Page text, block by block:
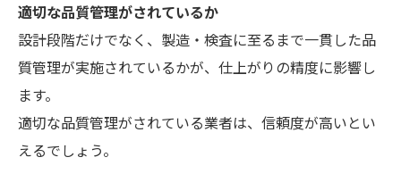
適切な品質管理がされているか
設計段階だけでなく、製造・検査に至るまで一貫した品
質管理が実施されているかが、仕上がりの精度に影響し
ます。
適切な品質管理がされている業者は、信頼度が高いとい
えるでしょう。